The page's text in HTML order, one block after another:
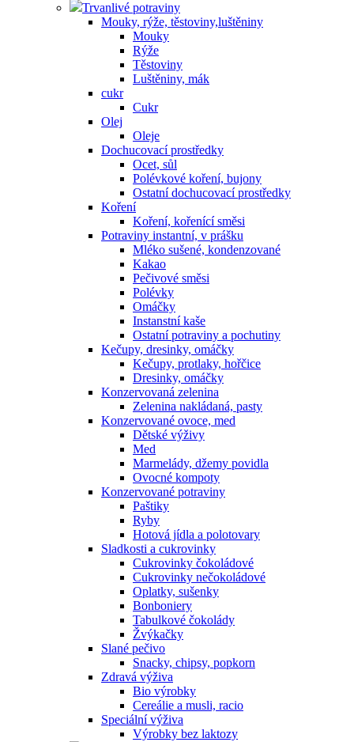
Trvanlivé potraviny
Mouky, rýže, těstoviny,luštěniny
Mouky
Rýže
Těstoviny
Luštěniny, mák
cukr
Cukr
Olej
Oleje
Dochucovací prostředky
Ocet, sůl
Polévkové koření, bujony
Ostatní dochucovací prostředky
Koření
Koření, kořenící směsi
Potraviny instantní, v prášku
Mléko sušené, kondenzované
Kakao
Pečivové směsi
Polévky
Omáčky
Instanstní kaše
Ostatní potraviny a pochutiny
Kečupy, dresinky, omáčky
Kečupy, protlaky, hořčice
Dresinky, omáčky
Konzervovaná zelenina
Zelenina nakládaná, pasty
Konzervované ovoce, med
Dětské výživy
Med
Marmelády, džemy povidla
Ovocné kompoty
Konzervované potraviny
Paštiky
Ryby
Hotová jídla a polotovary
Sladkosti a cukrovinky
Cukrovinky čokoládové
Cukrovinky nečokoládové
Oplatky, sušenky
Bonboniery
Tabulkové čokolády
Žvýkačky
Slané pečivo
Snacky, chipsy, popkorn
Zdravá výživa
Bio výrobky
Cereálie a musli, racio
Speciální výživa
Výrobky bez laktozy